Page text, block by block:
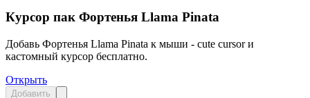
Курсор пак Фортенья Llama Pinata
Добавь Фортенья Llama Pinata к мыши - cute cursor и
кастомный курсор бесплатно.
Открыть
Добавить